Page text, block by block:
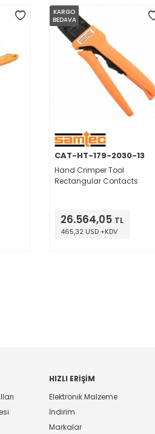
KARGO
BEDAVA
CAT-HT-179-2030-13
Hand Crimper Tool
Rectangular Contacts
26.564,05 TL
465,32 USD +KDV
HIZLI ERIŞIM
Elektronik Malzeme
İndirim
Markalar